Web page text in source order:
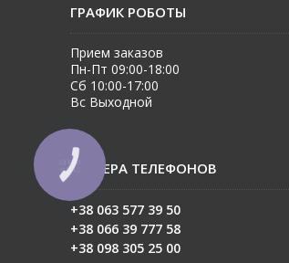
ГРАФИК РОБОТЫ
Прием заказов
Пн-Пт 09:00-18:00
Сб 10:00-17:00
Вс Выходной
НОМЕРА ТЕЛЕФОНОВ
+38 063 577 39 50
+38 066 39 777 58
+38 098 305 25 00
КНОПКА
ЗВ'ЯЗКУ